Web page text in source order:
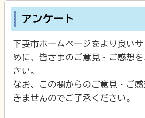
アンケート
下妻市ホームページをより良い
めに、皆さまのご意見・ご感想
さい。
なお、この欄からのご意見・ご
きませんのでご了承ください。